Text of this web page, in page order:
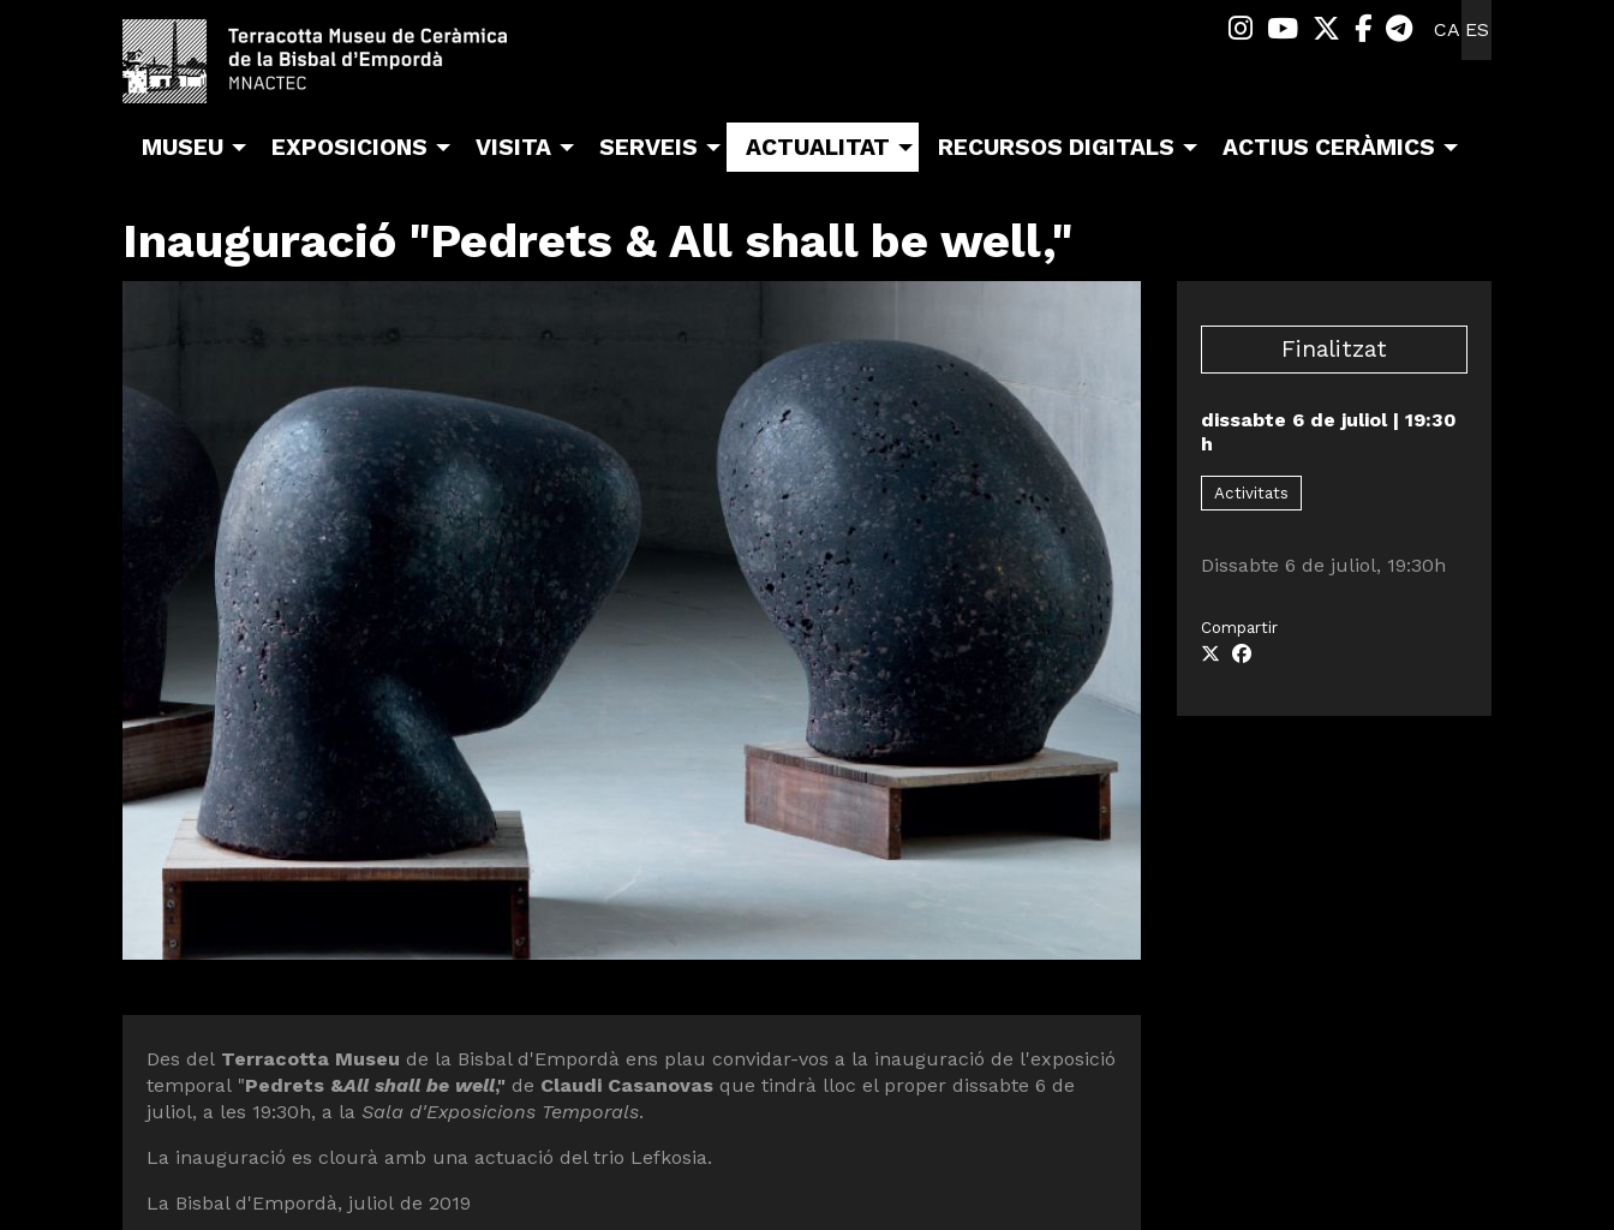
CA ES
Link a instagram
Link a youtube
Link a twitter
Link a facebook
Link a
MUSEU EXPOSICIONS VISITA SERVEIS ACTUALITAT RECURSOS DIGITALS ACTIUS CERÀMICS
Inauguració "Pedrets & All shall be well,"
Finalitzat
dissabte 6 de juliol| 19:30
h
Activitats
Dissabte 6 de juliol, 19:30h
Compartir
Des del Terracotta Museu de la Bisbal d'Empordà ens plau convidar-vos a la inauguració de l'exposició
temporal "Pedrets &All shall be well," de Claudi Casanovas que tindrà lloc el proper dissabte 6 de
juliol, a les 19:30h, a la Sala d'Exposicions Temporals.
La inauguració es clourà amb una actuació del trio Lefkosia.
La Bisbal d'Empordà, juliol de 2019